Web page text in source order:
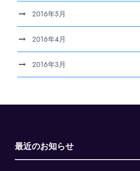
2016年5月
2016年4月
2016年3月
最近のお知らせ